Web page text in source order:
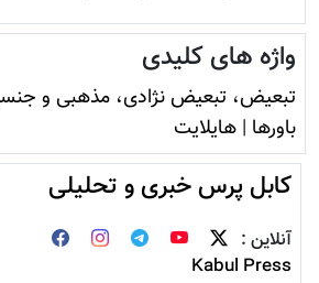
واژه های کلیدی
تبعیض، تبعیض نژادی، مذهبی و
باورها | هایلایت
کابل پرس خبری و تحلیلی
آنلاین :
Kabul Press